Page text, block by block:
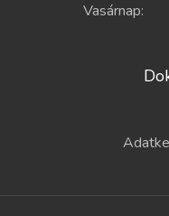
Vasárnap: